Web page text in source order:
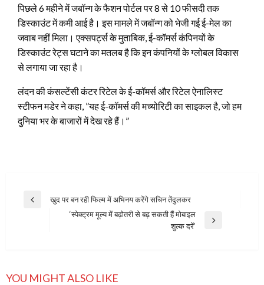
पिछले 6 महीने में जबॉन्ग के फैशन पोर्टल पर 8 से 10 फीसदी तक
डिस्काउंट में कमी आई है। इस मामले में जबॉन्ग को भेजी गई ई-मेल का
जवाब नहीं मिला। एक्सपर्ट्स के मुताबिक, ई-कॉमर्स कंपिनयों के
डिस्काउंट रेट्स घटाने का मतलब है कि इन कंपनियों के ग्लोबल विकास
से लगाया जा रहा है।
लंदन की कंसल्टेंसी कंटर रिटेल के ई-कॉमर्स और रिटेल ऐनालिस्ट
स्टीफन मडेर ने कहा, ”यह ई-कॉमर्स की मच्योरिटी का साइकल है, जो हम
दुनिया भर के बाजारों में देख रहे हैं।”
Post
navigation
Previous
खुद पर बन रही फिल्म में अभिनय करेंगे सचिन तेंदुलकर
‘स्पेक्ट्रम मूल्य में बढ़ोतरी से बढ़ सकती हैं मोबाइल
शुल्क दरें’
YOU MIGHT ALSO LIKE